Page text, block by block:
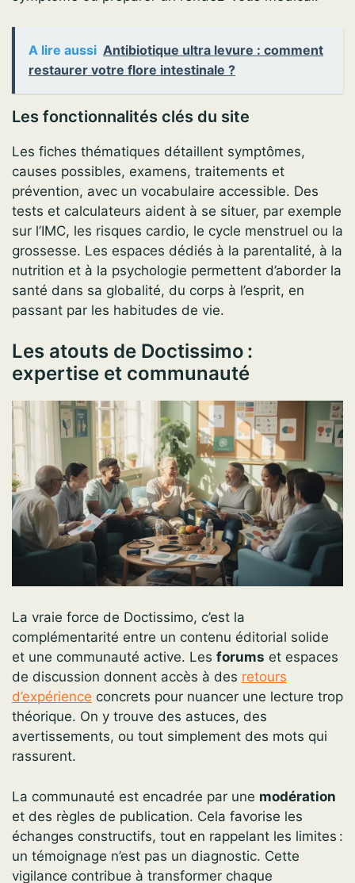
A lire aussi Antibiotique ultra levure : comment
restaurer votre flore intestinale ?
Les fonctionnalités clés du site
Les fiches thématiques détaillent symptômes,
causes possibles, examens, traitements et
prévention, avec un vocabulaire accessible. Des
tests et calculateurs aident à se situer, par exemple
sur l’IMC, les risques cardio, le cycle menstruel ou la
grossesse. Les espaces dédiés à la parentalité, à la
nutrition et à la psychologie permettent d’aborder la
santé dans sa globalité, du corps à l’esprit, en
passant par les habitudes de vie.
Les atouts de Doctissimo :
expertise et communauté
La vraie force de Doctissimo, c’est la
complémentarité entre un contenu éditorial solide
et une communauté active. Les forums et espaces
de discussion donnent accès à des retours
d’expérience concrets pour nuancer une lecture trop
théorique. On y trouve des astuces, des
avertissements, ou tout simplement des mots qui
rassurent.
La communauté est encadrée par une modération
et des règles de publication. Cela favorise les
échanges constructifs, tout en rappelant les limites :
un témoignage n’est pas un diagnostic. Cette
vigilance contribue à transformer chaque